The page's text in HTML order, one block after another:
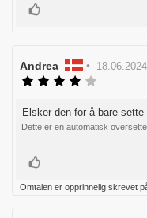
Liker
Forfatter:
Andrea • 18.06.2024
av
5
mulige
Omtaletekst:
Elsker den for å bare
Dette er en automatisk
Liker
Omtalen er opprinnelig skrevet